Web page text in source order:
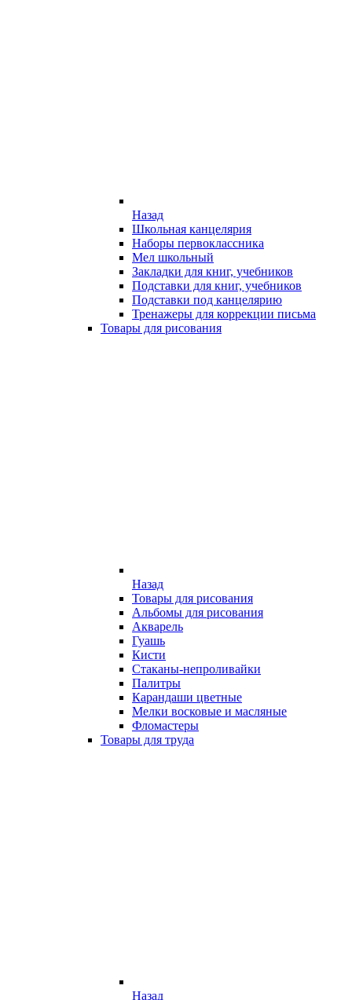
Назад
Школьная канцелярия
Наборы первоклассника
Мел школьный
Закладки для книг, учебников
Подставки для книг, учебников
Подставки под канцелярию
Тренажеры для коррекции письма
Товары для рисования
Назад
Товары для рисования
Альбомы для рисования
Акварель
Гуашь
Кисти
Стаканы-непроливайки
Палитры
Карандаши цветные
Мелки восковые и масляные
Фломастеры
Товары для труда
Назад